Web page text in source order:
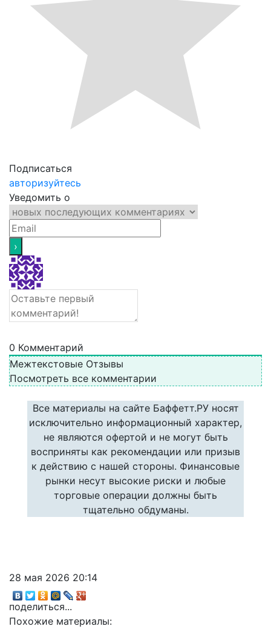
Подписаться
авторизуйтесь
Уведомить о
0 Комментарий
Межтекстовые Отзывы
Посмотреть все комментарии
Все материалы на сайте Баффетт.РУ носят
исключительно информационный характер,
не являются офертой и не могут быть
восприняты как рекомендации или призыв
к действию с нашей стороны. Финансовые
рынки несут высокие риски и любые
торговые операции должны быть
тщательно обдуманы.
28 мая 2026 20:14
поделиться...
Похожие материалы: